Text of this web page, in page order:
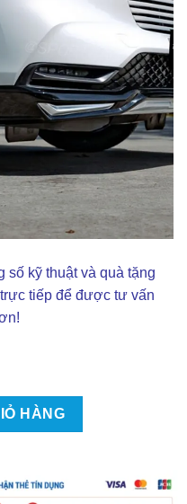
số kỹ thuật và quà tặng
tiếp để được tư vấn
Mẫu RS SPOST số lượng
HÀNG